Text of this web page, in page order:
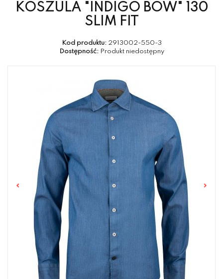
KOSZULA "INDIGO BOW" 130
SLIM FIT
Kod produktu: 2913002-550-3
Dostępność: Produkt niedostępny